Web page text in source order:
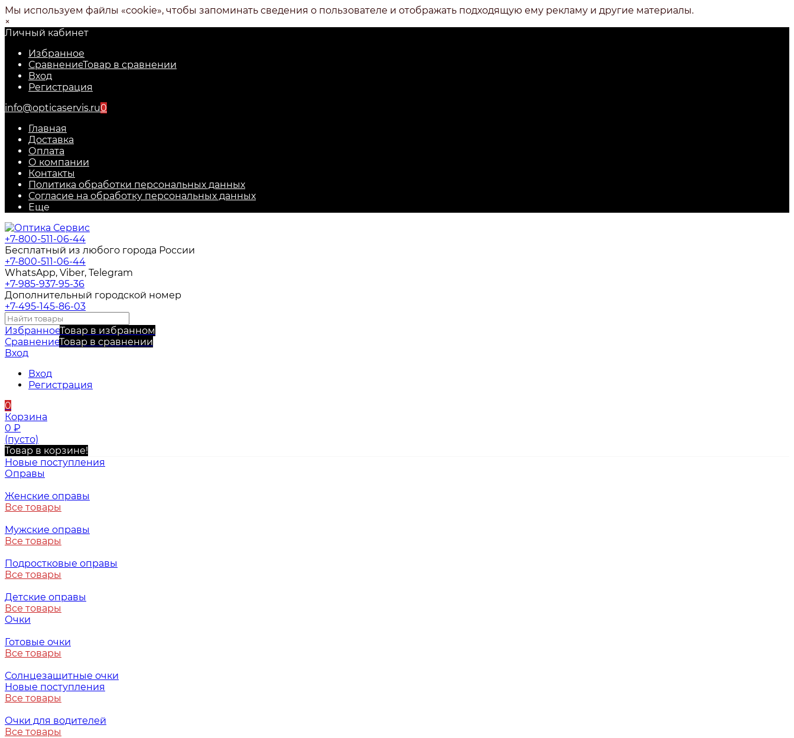
Мы используем файлы «cookie», чтобы запоминать сведения о пользователе и отображать подходящую ему рекламу и другие материалы.
×
Личный кабинет
Избранное
СравнениеТовар в сравнении
Вход
Регистрация
info@opticaservis.ru0
Главная
Доставка
Оплата
О компании
Контакты
Политика обработки персональных данных
Согласие на обработку персональных данных
Еще
+7-800-511-06-44
Бесплатный из любого города России
+7-800-511-06-44
WhatsApp, Viber, Telegram
+7-985-937-95-36
Дополнительный городской номер
+7-495-145-86-03
ИзбранноеТовар в избранном
СравнениеТовар в сравнении
Вход
Вход
Регистрация
0
Корзина
0 ₽
(пусто)
Товар в корзине!
Новые поступления
Оправы
Женские оправы
Все товары
Мужские оправы
Все товары
Подростковые оправы
Все товары
Детские оправы
Все товары
Очки
Готовые очки
Все товары
Солнцезащитные очки
Новые поступления
Все товары
Очки для водителей
Все товары